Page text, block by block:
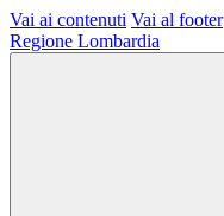
Vai ai contenuti Vai al footer
Regione Lombardia